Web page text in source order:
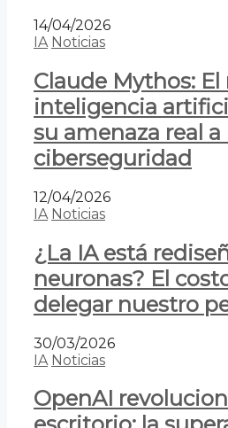
14/04/2026
IA Noticias
Claude Mythos:
inteligencia
su amenaza real a
ciberseguridad
12/04/2026
IA Noticias
¿La IA está
neuronas? El
delegar nuestro
30/03/2026
IA Noticias
OpenAI